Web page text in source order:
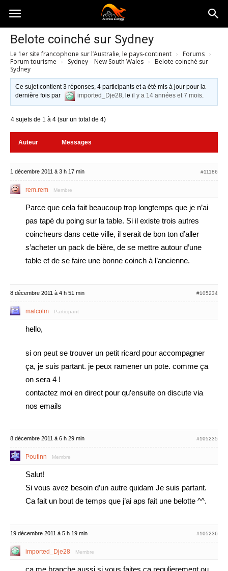
Australia-
australie.com
Belote coinché sur Sydney
Le 1er site francophone sur l’Australie, le pays-continent › Forums ›
Forum tourisme › Sydney – New South Wales ›
Belote coinché sur
Sydney
Ce sujet contient 3 réponses, 4 participants et a été mis à jour pour la
dernière fois par
imported_Dje28, leil y a 14 années et 7 mois.
4 sujets de 1 à 4 (sur un total de 4)
Auteur Messages
1 décembre 2011 à 3 h 17 min #11186
rem.rem Membre
Parce que cela fait beaucoup trop longtemps que je n’ai
pas tapé du poing sur la table. Si il existe trois autres
coincheurs dans cette ville, il serait de bon ton d’aller
s’acheter un pack de bière, de se mettre autour d’une
table et de se faire une bonne coinch à l’ancienne.
8 décembre 2011 à 4 h 51 min #105234
malcolm Participant
hello,
si on peut se trouver un petit ricard pour accompagner
ça, je suis partant. je peux ramener un pote. comme ça
on sera 4 !
contactez moi en direct pour qu’ensuite on discute via
nos emails
8 décembre 2011 à 6 h 29 min #105235
Poutinn Membre
Salut!
Si vous avez besoin d’un autre quidam Je suis partant.
Ca fait un bout de temps que j’ai aps fait une belotte ^^.
19 décembre 2011 à 5 h 19 min #105236
imported_Dje28 Membre
ca me branche aussi si vous faites ca regulierement ou